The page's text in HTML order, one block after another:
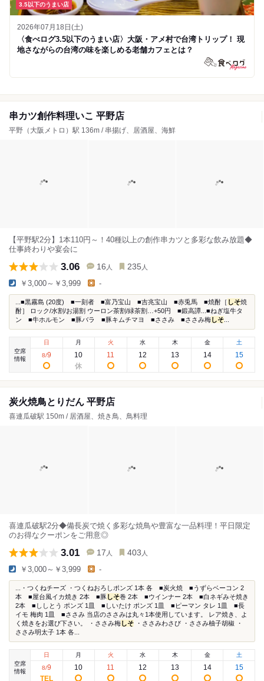
3.5以下のうまい店
2026年07月18日(土)
〈食べログ3.5以下のうまい店〉大阪・アメ村で台湾トリップ！ 現
地さながらの台湾の味を楽しめる老舗カフェとは？
串カツ創作料理いこ 平野店
平野（大阪メトロ）駅 136m / 串揚げ、居酒屋、海鮮
【平野駅2分】1本110円～！40種以上の創作串カツと多彩な飲み放題◆
仕事終わりや宴会に
3.06 16 人 235 人
￥3,000～￥3,999 -
...■黒霧島 (20度) ■一刻者 ■富乃宝山 ■吉兆宝山 ■赤兎馬 ■焼酎［ しそ焼
酎］ ロック/水割/お湯割 ウーロン茶割/緑茶割…+50円 ■鍛高譚...■ねぎ塩牛タ
ン ■牛ホルモン ■豚バラ ■豚キムチマヨ ■ささみ ■ささみ梅 しそ
空席
情報
日
8/9
月
10
火
11
水
12
木
13
金
14
土
15
炭火焼鳥とりだん 平野店
喜連瓜破駅 150m / 居酒屋、焼き鳥、鳥料理
喜連瓜破駅2分◆備長炭で焼く多彩な焼鳥や豊富な一品料理！平日限定
のお得なクーポンをご用意◎
3.01 17 人 403 人
￥3,000～￥3,999 -
...・つくねチーズ ・つくねおろしポンズ 1本 各 ■炭火焼 ■うずらベーコン 2
本 ■屋台風イカ焼き 2本 ■豚 しそ巻 2本 ■ウインナー 2本 ■白ネギみそ焼き
2本 ■ししとう ポンズ 1皿 ■しいたけ ポンズ 1皿 ■ピーマン タレ 1皿 ■長
イモ 梅肉 1皿 ■ささみ 当店のささみは丸々1本使用しています。 レア焼き、よ
く焼きをお選び下さい。 ・ささみ梅 しそ ・ささみわさび ・ささみ柚子胡椒 ・
ささみ明太子 1本 各...
空席
情報
日
8/9
月
10
火
11
水
12
木
13
金
14
土
15